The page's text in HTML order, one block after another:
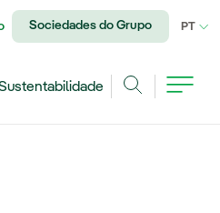
Sociedades do Grupo PT